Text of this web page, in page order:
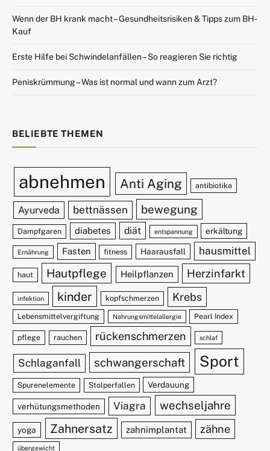
Wenn der BH krank macht – Gesundheitsrisiken & Tipps zum BH-
Kauf
Erste Hilfe bei Schwindelanfällen – So reagieren Sie richtig
Peniskrümmung – Was ist normal und wann zum Arzt?
BELIEBTE THEMEN
abnehmen Anti Aging antibiotika
Ayurveda bettnässen bewegung
Dampfgaren diabetes diät entspannung erkältung
Ernährung Fasten fitness Haarausfall hausmittel
haut Hautpflege Heilpflanzen Herzinfarkt
infektion kinder kopfschmerzen Krebs
Lebensmittelvergiftung Nahrungsmittelallergie Pearl Index
pflege rauchen rückenschmerzen schlaf
Schlaganfall schwangerschaft Sport
Spurenelemente Stolperfallen Verdauung
verhütungsmethoden Viagra wechseljahre
yoga Zahnersatz zahnimplantat zähne
übergewicht